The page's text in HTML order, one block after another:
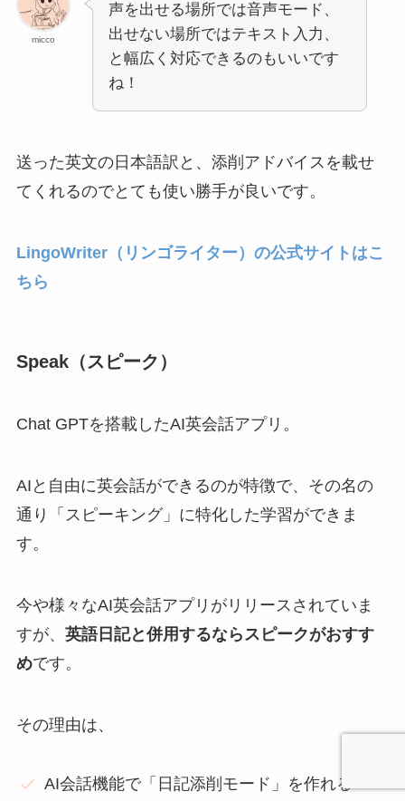
micco
声を出せる場所では音声モード、
出せない場所ではテキスト入力、
と幅広く対応できるのもいいです
ね！
送った英文の日本語訳と、添削アドバイスを載せ
てくれるのでとても使い勝手が良いです。
LingoWriter（リンゴライター）の公式サイトはこ
ちら
Speak（スピーク）
Chat GPTを搭載したAI英会話アプリ。
AIと自由に英会話ができるのが特徴で、その名の
通り「スピーキング」に特化した学習ができま
す。
今や様々なAI英会話アプリがリリースされていま
すが、 英語日記と併用するならスピークがおすす
めです。
その理由は、
AI会話機能で「日記添削モード」を作れる